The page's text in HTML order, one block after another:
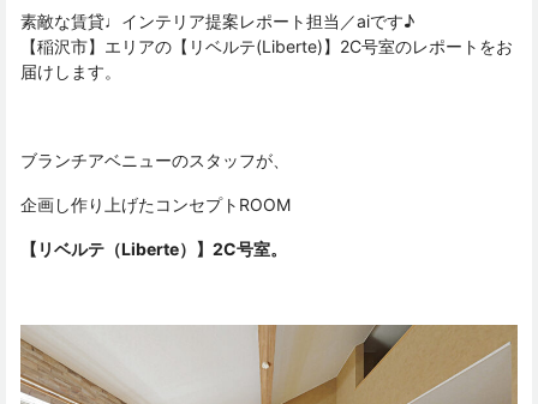
素敵な賃貸♩インテリア提案レポート担当／aiです♪
【稲沢市】エリアの【リベルテ(Liberte)】2C号室のレポートをお
届けします。
ブランチアベニューのスタッフが、
企画し作り上げたコンセプトROOM
【リベルテ（Liberte）】2C号室。